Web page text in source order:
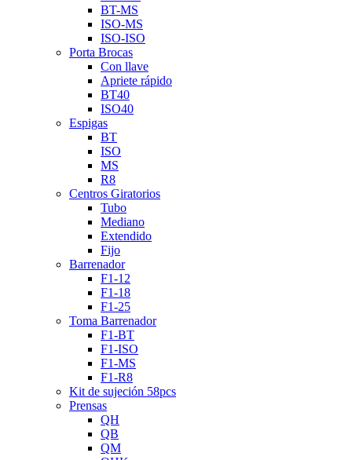
BT-MS
ISO-MS
ISO-ISO
Porta Brocas
Con llave
Apriete rápido
BT40
ISO40
Espigas
BT
ISO
MS
R8
Centros Giratorios
Tubo
Mediano
Extendido
Fijo
Barrenador
F1-12
F1-18
F1-25
Toma Barrenador
F1-BT
F1-ISO
F1-MS
F1-R8
Kit de sujeción 58pcs
Prensas
QH
QB
QM